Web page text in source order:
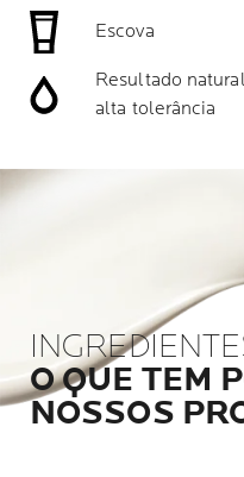
Escova
Resultado
alta tolerância
O QUE TEM
NOSSOS